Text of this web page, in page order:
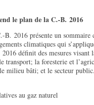
le plan de la C.-B. 2016
B. 2016 présente un sommaire
climatiques qui
définit des mesures visant
transport; la foresterie et
milieu bâti; et le secteur
au gaz naturel